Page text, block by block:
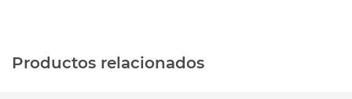
Productos relacionados